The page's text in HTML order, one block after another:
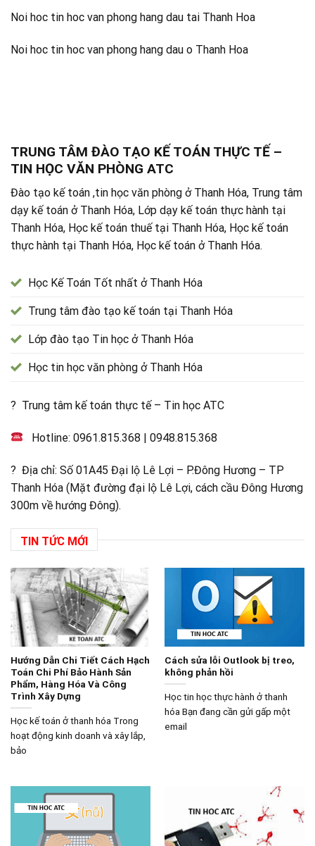
Noi hoc tin hoc van phong hang dau tai Thanh Hoa
Noi hoc tin hoc van phong hang dau o Thanh Hoa
TRUNG TÂM ĐÀO TẠO KẾ TOÁN THỰC TẾ –
TIN HỌC VĂN PHÒNG ATC
Đào tạo kế toán ,tin học văn phòng ở Thanh Hóa, Trung tâm
dạy kế toán ở Thanh Hóa, Lớp dạy kế toán thực hành tại
Thanh Hóa, Học kế toán thuế tại Thanh Hóa, Học kế toán
thực hành tại Thanh Hóa, Học kế toán ở Thanh Hóa.
Học Kế Toán Tốt nhất ở Thanh Hóa
Trung tâm đào tạo kế toán tại Thanh Hóa
Lớp đào tạo Tin học ở Thanh Hóa
Học tin học văn phòng ở Thanh Hóa
? Trung tâm kế toán thực tế – Tin học ATC
Hotline:0961.815.368 |0948.815.368
? Địa chỉ: Số 01A45 Đại lộ Lê Lợi – P.Đông Hương – TP
Thanh Hóa (Mặt đường đại lộ Lê Lợi, cách cầu Đông Hương
300m về hướng Đông).
TIN TỨC MỚI
Hướng Dẫn Chi Tiết Cách Hạch
Toán Chi Phí Bảo Hành Sản
Phẩm, Hàng Hóa Và Công
Trình Xây Dựng
Học kế toán ở thanh hóa Trong
hoạt động kinh doanh và xây lắp,
bảo
Cách sửa lỗi Outlook bị treo,
không phản hồi
Học tin học thực hành ở thanh
hóa Bạn đang cần gửi gấp một
email